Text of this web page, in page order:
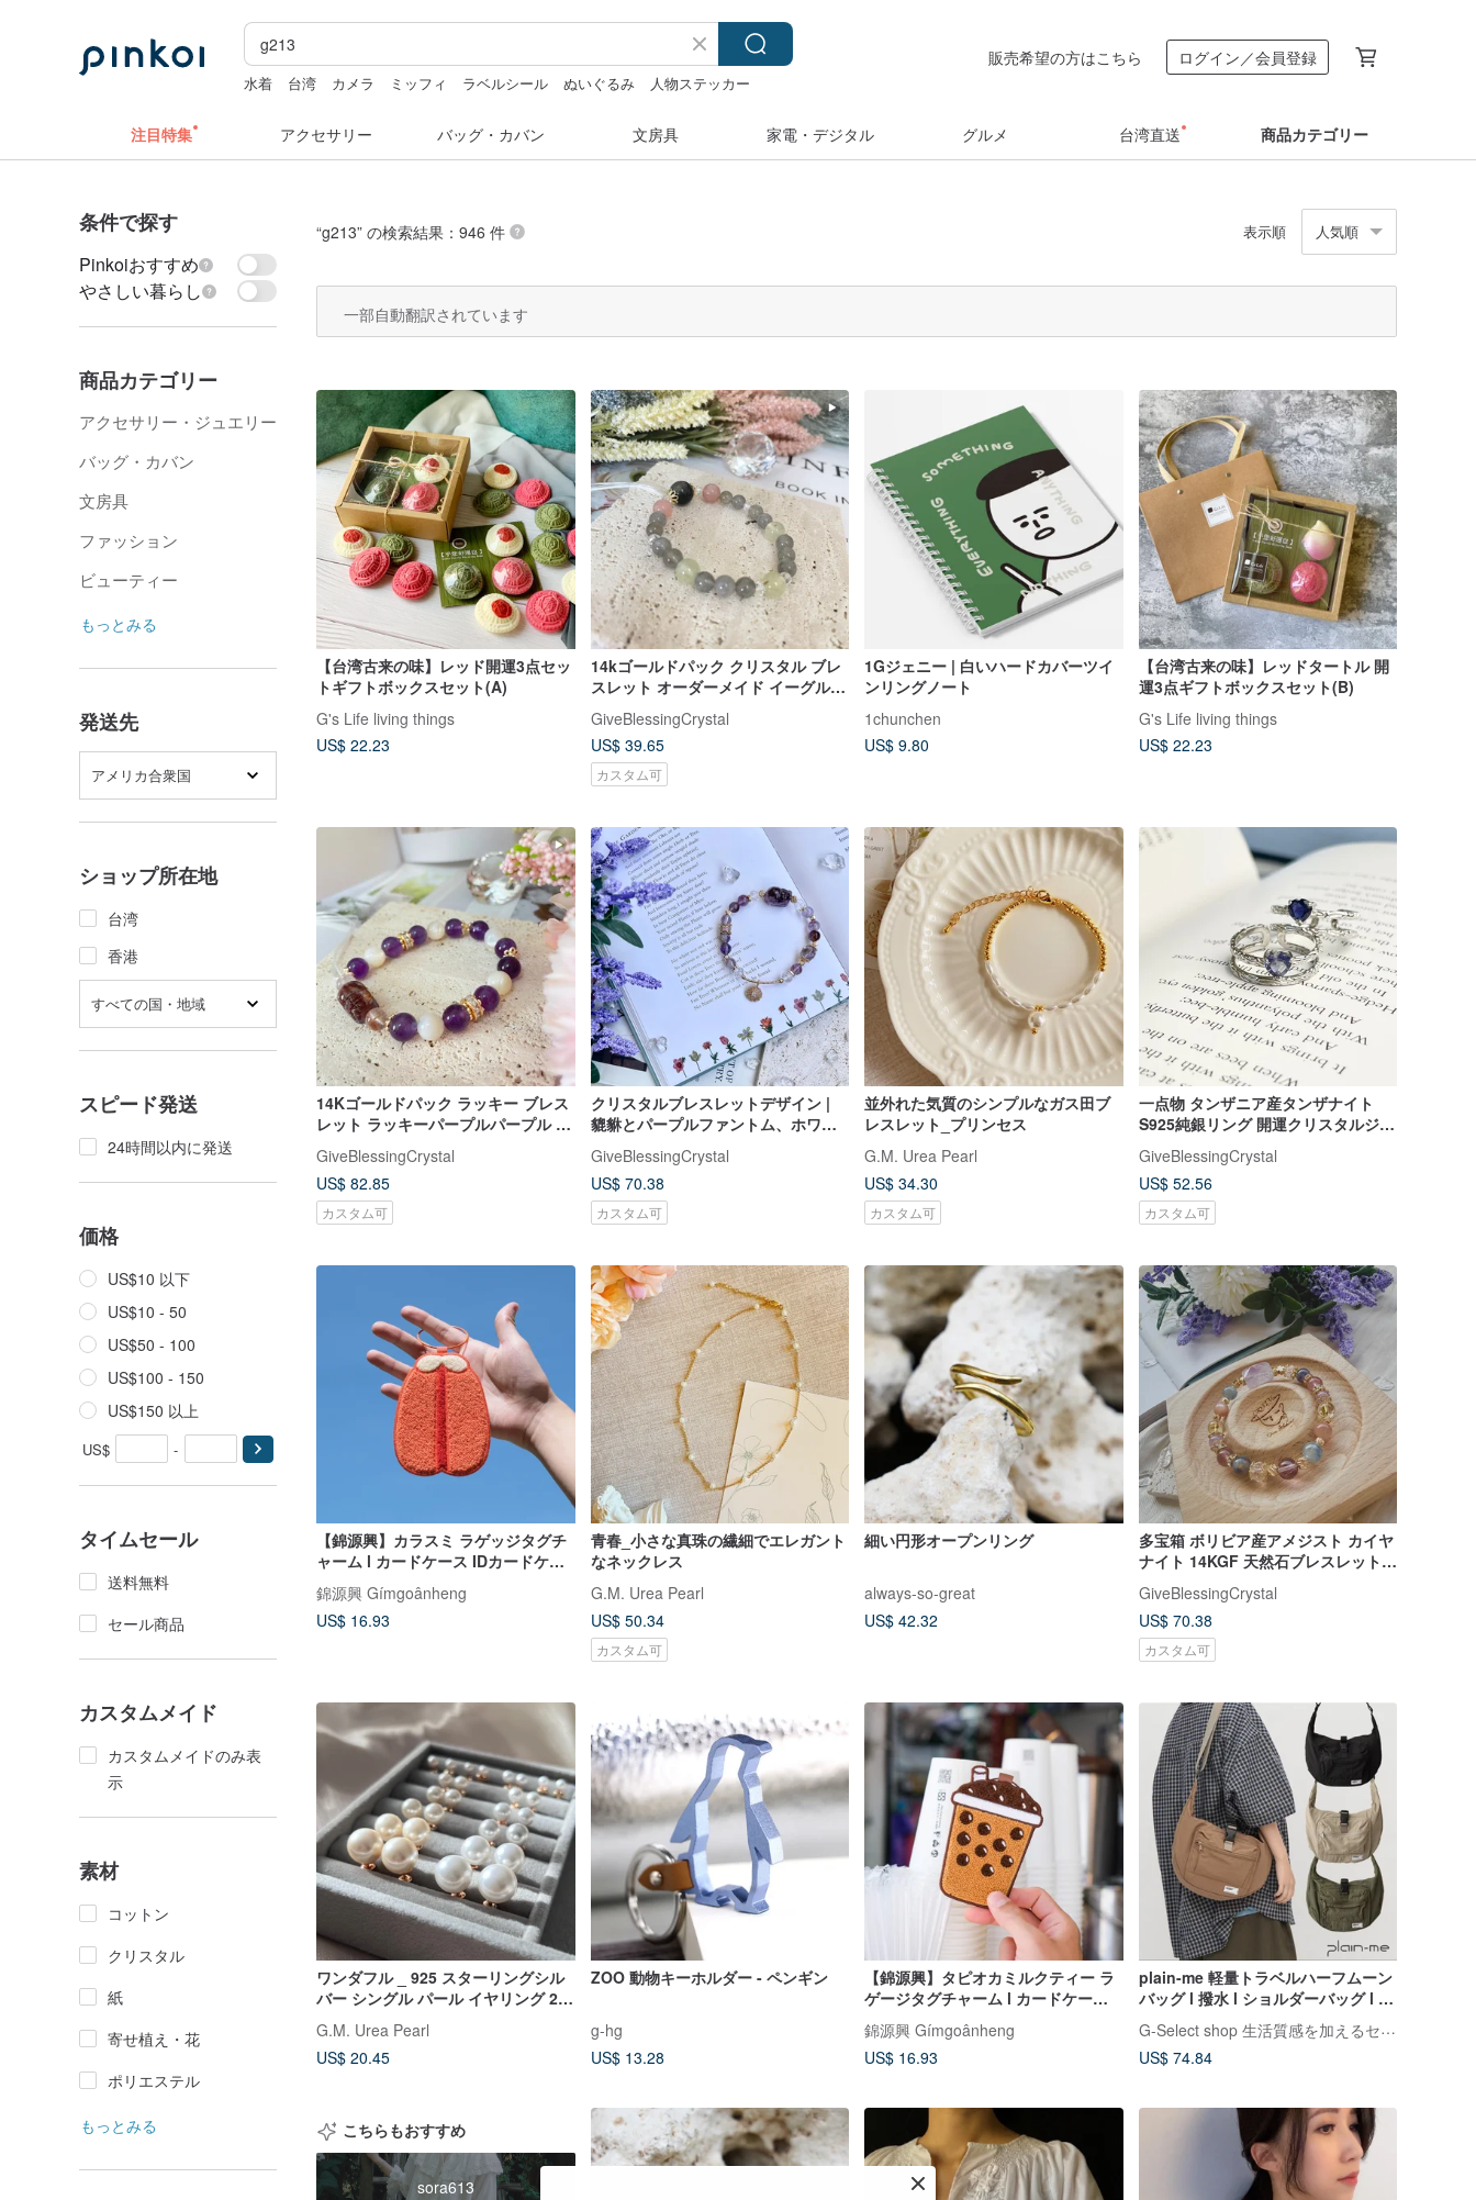
水着 台湾 カメラ ミッフィ ラベルシール ぬいぐるみ
人物ステッカー
販売希望の方はこちら ログイン／会員登録
注目特集 アクセサリー バッグ・カバン 文房具 家電・デジタル グルメ 台湾直送 商品カテゴリー
条件で探す
Pinkoiおすすめ
やさしい暮らし
商品カテゴリー
アクセサリー・ジュエリー
バッグ・カバン
文房具
ファッション
ビューティー
もっとみる
発送先
アメリカ合衆国
ショップ所在地
台湾
香港
すべての国・地域
スピード発送
24時間以内に発送
価格
US$10 以下
US$10 - 50
US$50 - 100
US$100 - 150
US$150 以上
US$ -
タイムセール
送料無料
セール商品
カスタムメイド
カスタムメイドのみ表
示
素材
コットン
クリスタル
紙
寄せ植え・花
ポリエステル
もっとみる
“g213” の検索結果：946 件 表示順 人気順
一部自動翻訳されています
【台湾古来の味】レッド開運3点セッ
トギフトボックスセット(A)
G's Life living things
US$ 22.23
14kゴールドパック クリスタル ブレ
スレット オーダーメイド イーグルア
ル パープル 細長い
GiveBlessingCrystal
US$ 39.65
カスタム可
1Gジェニー | 白いハードカバーツイ
ンリングノート
1chunchen
US$ 9.80
【台湾古来の味】レッドタートル 開
運3点ギフトボックスセット(B)
G's Life living things
US$ 22.23
14Kゴールドパック ラッキー ブレス
レット ラッキーパープルパープル ゴ
スタルパープル
GiveBlessingCrystal
US$ 82.85
カスタム可
クリスタルブレスレットデザイン |
貔貅とパープルファントム、ホワイ
開運クリスタルブレスレット | ギフ
ト
GiveBlessingCrystal
US$ 70.38
カスタム可
並外れた気質のシンプルなガス田ブ
レスレット_プリンセス
G.M. Urea Pearl
US$ 34.30
カスタム可
一点物 タンザニア産タンザナイト
S925純銀リング 開運クリスタルジェ
GiveBlessingCrystal
US$ 52.56
カスタム可
【錦源興】カラスミ ラゲッジタグチ
ャーム l カードケース IDカードケー
ス ふわふわチャーム
錦源興 Gímgoânheng
US$ 16.93
青春_小さな真珠の繊細でエレガント
なネックレス
G.M. Urea Pearl
US$ 50.34
カスタム可
細い円形オープンリング
always-so-great
US$ 42.32
多宝箱 ボリビア産アメジスト カイヤ
ナイト 14KGF 天然石ブレスレット
デザインコレクション
GiveBlessingCrystal
US$ 70.38
カスタム可
ワンダフル _ 925 スターリングシル
バー シングル パール イヤリング 2
色 オプション コンプリート サイズ
高品質 多用途
G.M. Urea Pearl
US$ 20.45
ZOO 動物キーホルダー - ペンギン
g-hg
US$ 13.28
【錦源興】タピオカミルクティー ラ
ゲージタグチャーム l カードケース
ID カードケース ふわふわチャーム
ラゲージタグ
錦源興 Gímgoânheng
US$ 16.93
plain-me 軽量トラベルハーフムーン
バッグ l 撥水 l ショルダーバッグ l 斜
め掛けバッグ
G-Select shop 生活質感を加えるセレクトショップ
US$ 74.84
こちらもおすすめ
sora613